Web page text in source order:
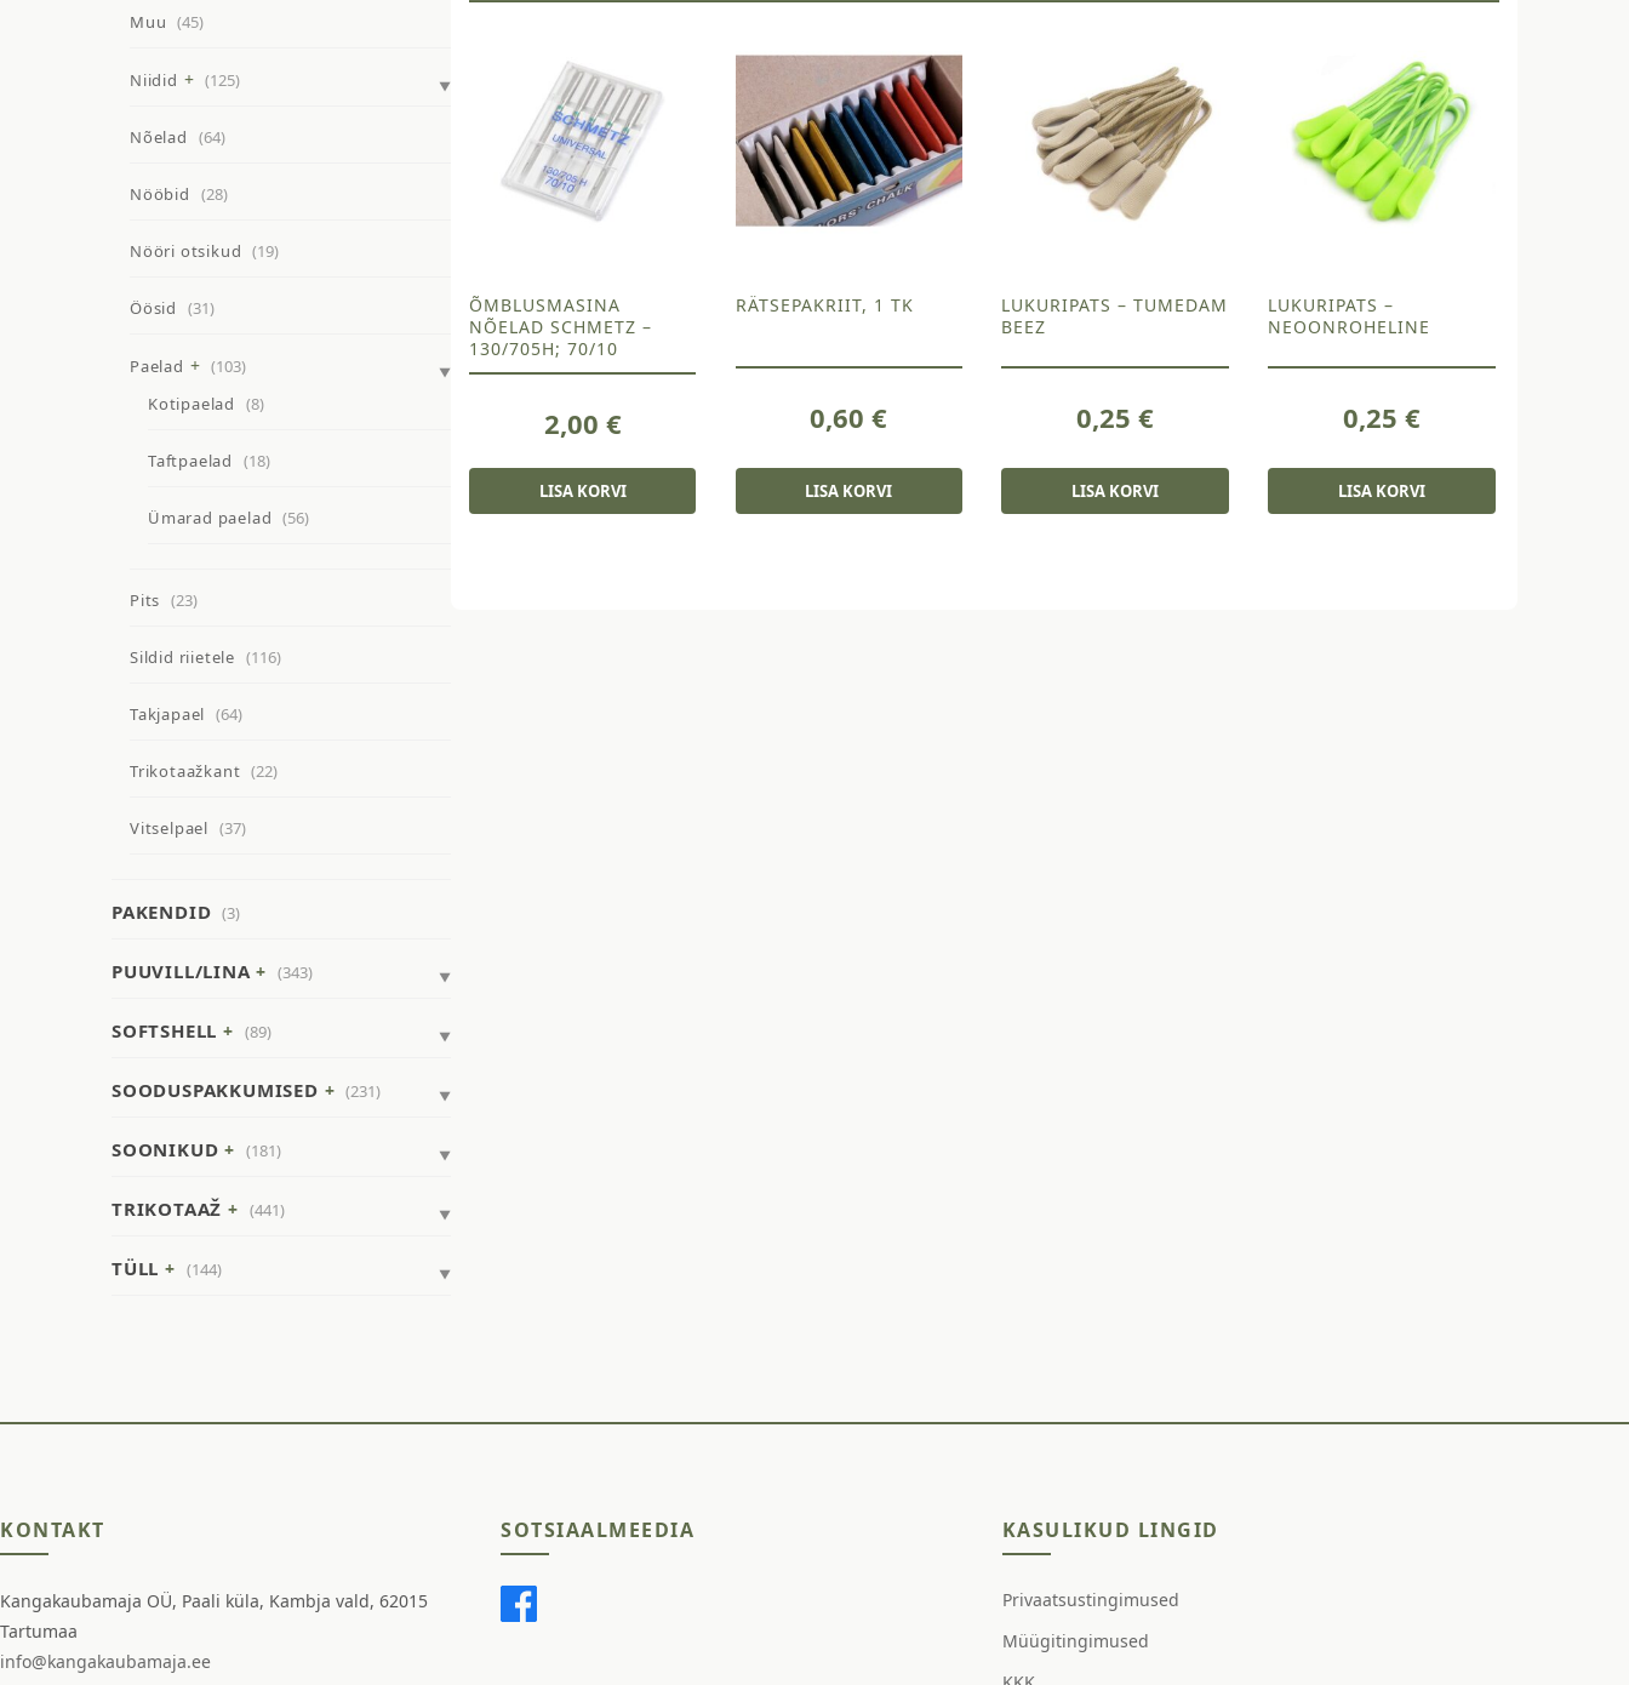
Muu (45)
Niidid (125)
Nõelad (64)
Nööbid (28)
Nööri otsikud (19)
Öösid (31)
Paelad
(103)
Kotipaelad
(8)
Taftpaelad (18)
Ümarad paelad (56)
Pits (23)
Sildid riietele (116)
Takjapael (64)
Trikotaažkant (22)
Vitselpael (37)
PAKENDID (3)
PUUVILL/LINA (343)
SOFTSHELL (89)
SOODUSPAKKUMISED (231)
SOONIKUD (181)
TRIKOTAAŽ (441)
TÜLL (144)
ÕMBLUSMASINA
NÕELAD SCHMETZ –
130/705H; 70/10
2,00 €
LISA KORVI
RÄTSEPAKRIIT, 1 TK
0,60€
LISA KORVI
LUKURIPATS – TUMEDAM
BEEZ
0,25€
LISA KORVI
LUKURIPATS –
NEOONROHELINE
0,25 €
LISA KORVI
KONTAKT
Kangakaubamaja OÜ, Paali küla, Kambja vald, 62015
Tartumaa
info@kangakaubamaja.ee
SOTSIAALMEEDIA KASULIKUD LINGID
Privaatsustingimused
Müügitingimused